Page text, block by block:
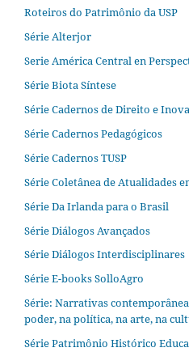
Roteiros do Patrimônio da USP
Série Alterjor
Serie América Central en
Série Biota Síntese
Série Cadernos de Direito e
Série Cadernos Pedagógicos
Série Cadernos TUSP
Série Coletânea de Atualidades
Série Da Irlanda para o Brasil
Série Diálogos Avançados
Série Diálogos Interdisciplinares
Série E-books SolloAgro
Série: Narrativas
poder, na política, na arte, na
Série Patrimônio Histórico